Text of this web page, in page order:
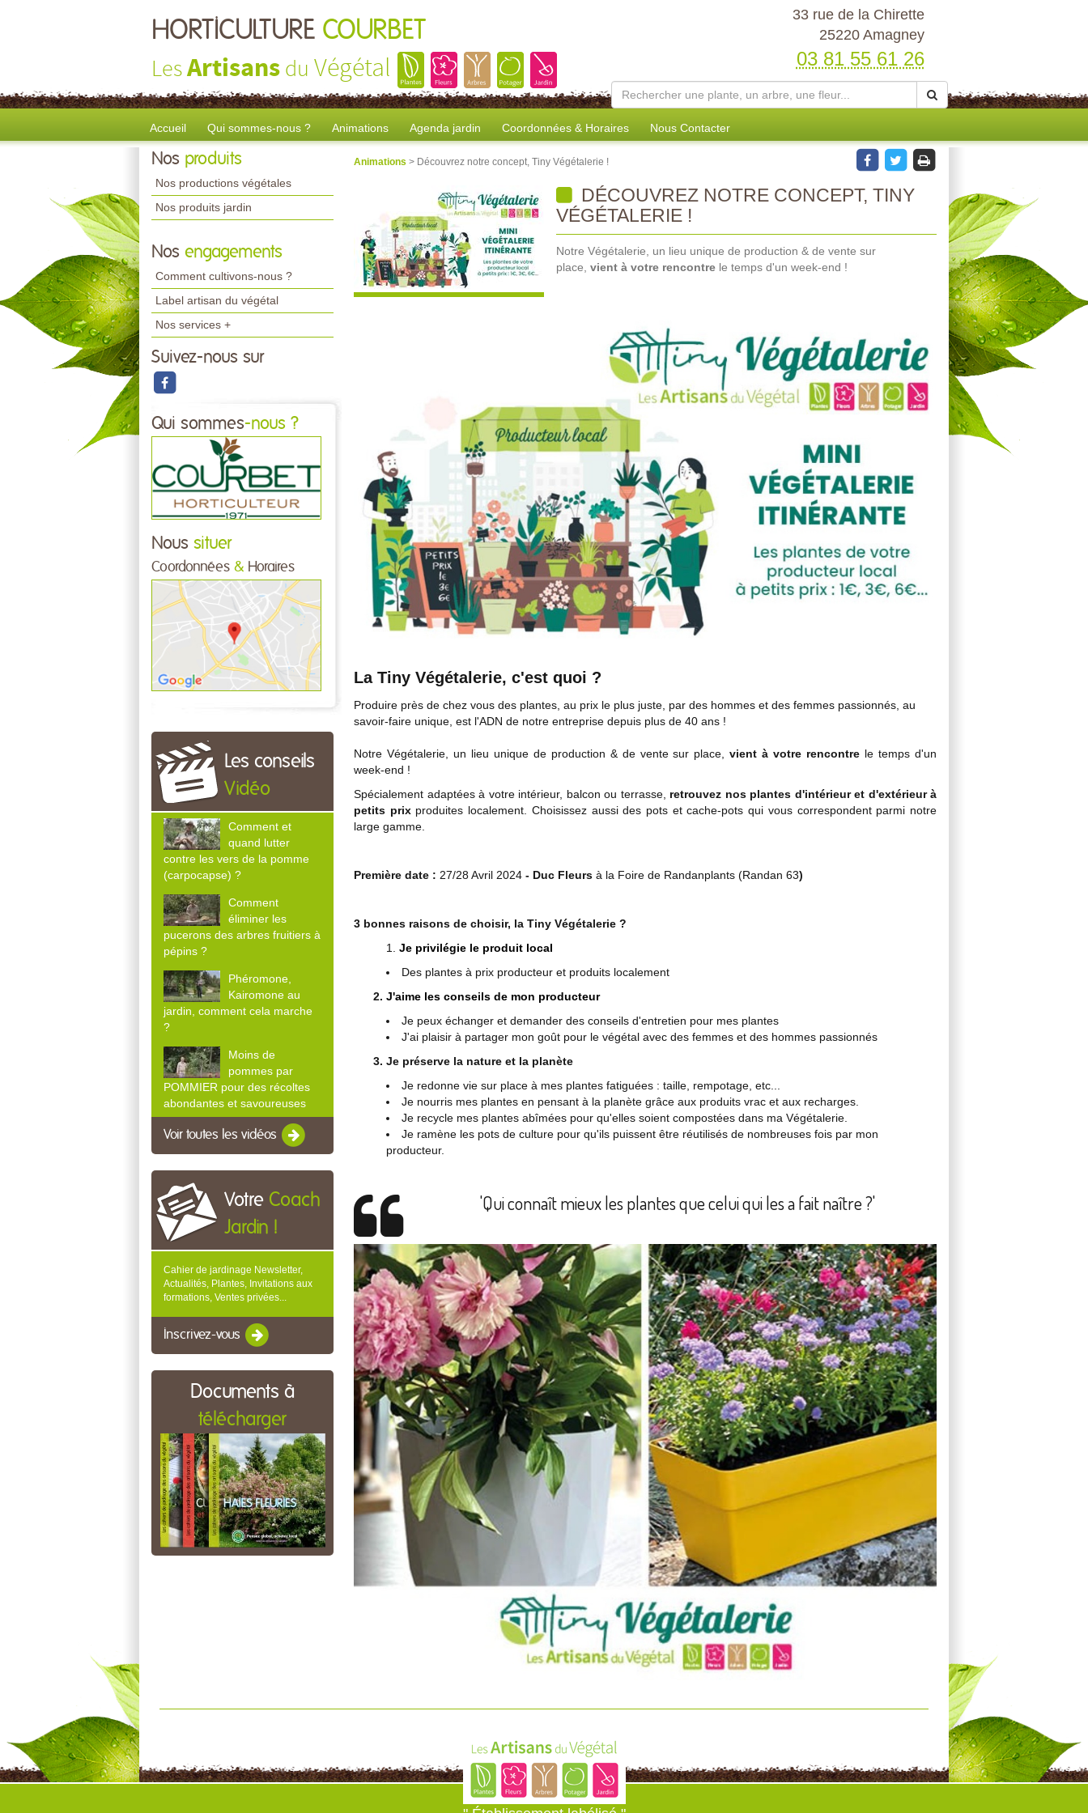
HORTICULTURE COURBET
LesArtisans du Végétal
33 rue de la Chirette
25220 Amagney
03 81 55 61 26
Accueil Qui sommes-nous ? Animations Agenda jardin Coordonnées & Horaires Nous Contacter
Nos produits
Nos productions végétales
Nos produits jardin
Nos engagements
Comment cultivons-nous ?
Label artisan du végétal
Nos services +
Suivez-nous sur
Qui sommes-nous ?
Nous situer
Coordonnées & Horaires
Les conseils
Vidéo
Comment et
quand lutter
contre les vers de la pomme
(carpocapse) ?
Comment
éliminer les
pucerons des arbres fruitiers à
pépins ?
Phéromone,
Kairomone au
jardin, comment cela marche
?
Moins de
pommes par
POMMIER pour des récoltes
abondantes et savoureuses
Voir toutes les vidéos
Votre Coach
Jardin !
Cahier de jardinage Newsletter,
Actualités, Plantes, Invitations aux
formations, Ventes privées...
Inscrivez-vous
Documents à
télécharger
Animations > Découvrez notre concept, Tiny Végétalerie !
DÉCOUVREZ NOTRE CONCEPT, TINY
VÉGÉTALERIE !
Notre Végétalerie, un lieu unique de production & de vente sur
place, vient à votre rencontre le temps d'un week-end !
La Tiny Végétalerie, c'est quoi ?
Produire près de chez vous des plantes, au prix le plus juste, par des hommes et des femmes passionnés, au
savoir-faire unique, est l'ADN de notre entreprise depuis plus de 40 ans !
Notre Végétalerie, un lieu unique de production & de vente sur place,vient à votre rencontre le temps d'un
week-end !
Spécialement adaptées à votre intérieur, balcon ou terrasse, retrouvez nos plantes d'intérieur et d'extérieur à
petits prixproduites localement. Choisissez aussi des pots et cache-pots qui vous correspondent parmi notre
large gamme.
Première date : 27/28 Avril 2024 - Duc Fleurs à la Foire de Randanplants (Randan 63)
3 bonnes raisons de choisir, la Tiny Végétalerie ?
Je privilégie le produit local
Des plantes à prix producteur et produits localement
2. J'aime les conseils de mon producteur
Je peux échanger et demander des conseils d'entretien pour mes plantes
J'ai plaisir à partager mon goût pour le végétal avec des femmes et des hommes passionnés
3. Je préserve la nature et la planète
Je redonne vie sur place à mes plantes fatiguées : taille, rempotage, etc...
Je nourris mes plantes en pensant à la planète grâce aux produits vrac et aux recharges.
Je recycle mes plantes abîmées pour qu'elles soient compostées dans ma Végétalerie.
Je ramène les pots de culture pour qu'ils puissent être réutilisés de nombreuses fois par mon
producteur.
'Qui connaît mieux les plantes que celui qui les a fait naître ?'